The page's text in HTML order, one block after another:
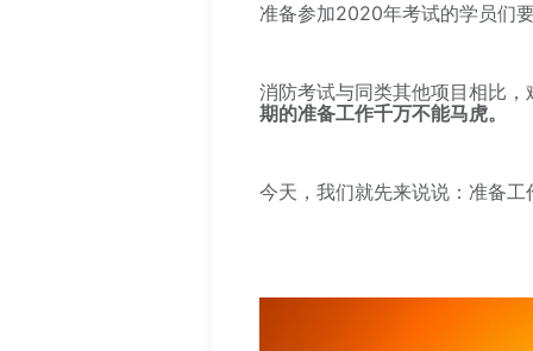
准备参加2020年考试的学员们
消防考试与同类其他项目相比
期的准备工作千万不能马虎。
今天，我们就先来说说：准备工